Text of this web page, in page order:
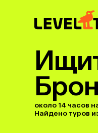
около 14 часов
Найдено туров